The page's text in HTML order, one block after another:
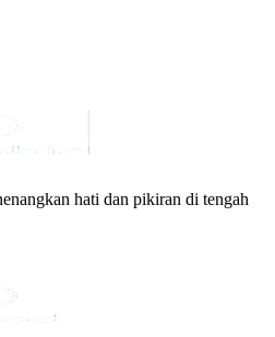
hati dan pikiran di tengah